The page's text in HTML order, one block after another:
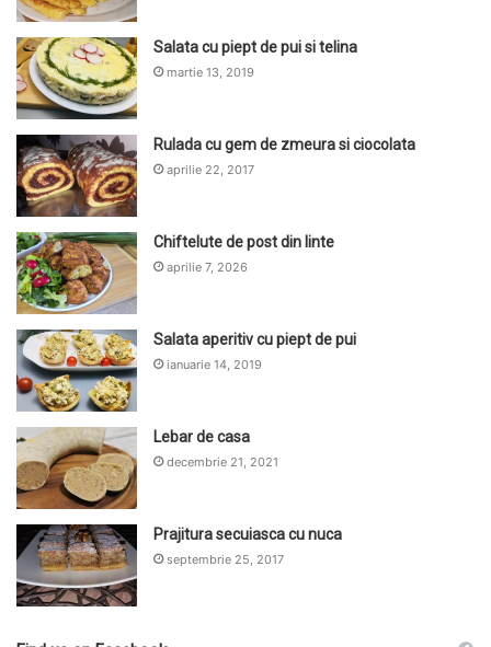
Salata cu piept de pui si telina
martie 13, 2019
Rulada cu gem de zmeura si ciocolata
aprilie 22, 2017
Chiftelute de post din linte
aprilie 7, 2026
Salata aperitiv cu piept de pui
ianuarie 14, 2019
Lebar de casa
decembrie 21, 2021
Prajitura secuiasca cu nuca
septembrie 25, 2017